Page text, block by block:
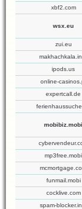
xbf2.com
wsx.eu
zui.eu
ipods.us
online-
expertcall.de
mobibiz.mobi
mp3free.mobi
funmail.mobi
cocklive.com
spam-